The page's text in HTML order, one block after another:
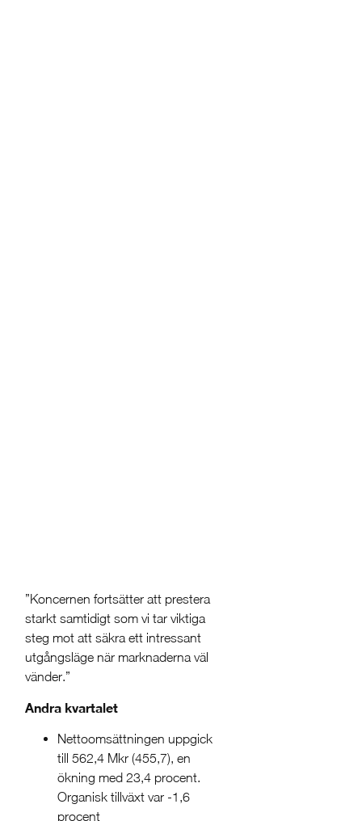
”Koncernen fortsätter att prestera
starkt samtidigt som vi tar viktiga
steg mot att säkra ett intressant
utgångsläge när marknaderna väl
vänder.”
Andra kvartalet
Nettoomsättningen uppgick
till 562,4 Mkr (455,7), en
ökning med 23,4 procent.
Organisk tillväxt var -1,6
procent